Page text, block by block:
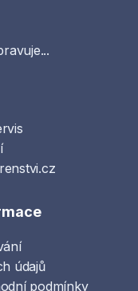
údajů
podmínky